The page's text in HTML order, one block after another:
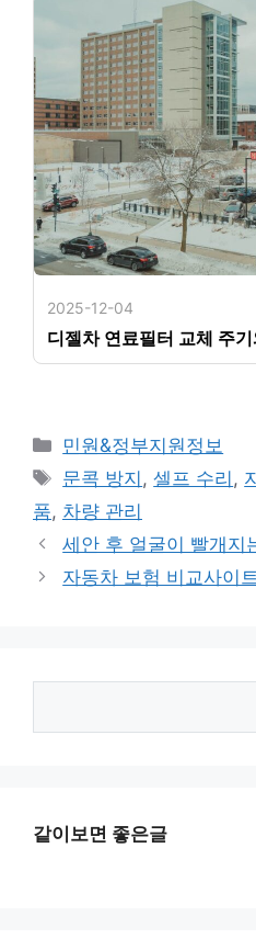
2025-12-04
디젤차 연료필터 교체 주
카
테
리
민원&정부지원정보
태
그
문콕 방지 ,셀프 수리 ,
품, 차량 관리
세안 후 얼굴이 빨개지
자동차 보험 비교사이
같이보면 좋은글